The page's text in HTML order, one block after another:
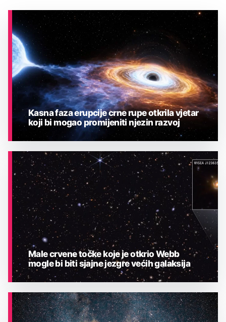
ASTRONOMIJA
Kasna faza erupcije crne rupe otkrila vjetar
koji bi mogao promijeniti njezin razvoj
ASTRONOMIJA
Male crvene točke koje je otkrio Webb
mogle bi biti sjajne jezgre većih galaksija